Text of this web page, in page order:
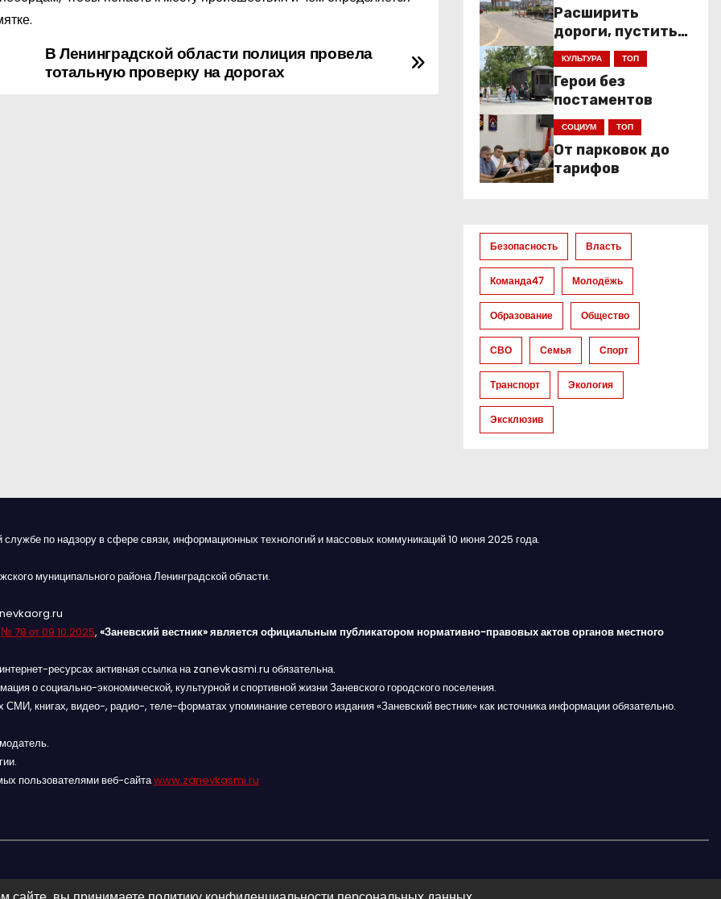
В Ленинградской области полиция провела
тотальную проверку на дорогах
Расширить
дороги, пустить
низкопольники
КУЛЬТУРА ТОП
Герои без
постаментов
СОЦИУМ ТОП
От парковок до
тарифов
Безопасность Власть
Команда47 Молодёжь
Образование Общество
СВО Семья Спорт
Транспорт Экология
Эксклюзив
службе по надзору в сфере связи, информационных технологий и массовых коммуникаций 10 июня 2025 года.
муниципального района Ленинградской области.
№ 78 от 09.10.2025, «Заневский вестник» является официальным публикатором нормативно-правовых актов органов местного
ресурсах активная ссылка на zanevkasmi.ru обязательна.
о социально-экономической, культурной и спортивной жизни Заневского городского поселения.
книгах, видео-, радио-, теле-форматах упоминание сетевого издания «Заневский вестник» как источника информации обязательно.
пользователями веб-сайтаwww.zanevkasmi.ru